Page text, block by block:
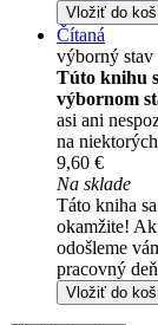
Vložiť do
Čítaná
výborný stav
Túto knihu
výbornom
asi ani
na
9,60 €
Na sklade
Táto kniha
okamžite!
odošleme
pracovný
Vložiť do